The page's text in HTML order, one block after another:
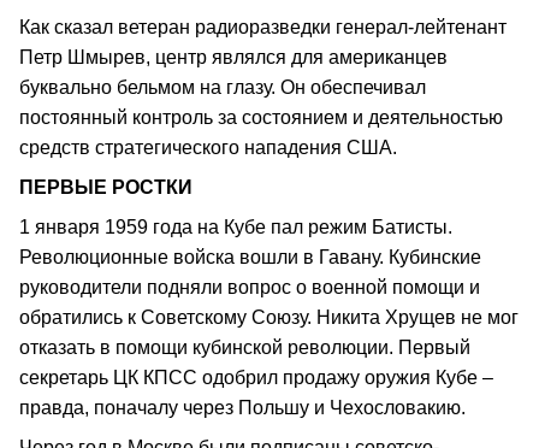
Как сказал ветеран радиоразведки генерал-лейтенант
Петр Шмырев, центр являлся для американцев
буквально бельмом на глазу. Он обеспечивал
постоянный контроль за состоянием и деятельностью
средств стратегического нападения США.
ПЕРВЫЕ РОСТКИ
1 января 1959 года на Кубе пал режим Батисты.
Революционные войска вошли в Гавану. Кубинские
руководители подняли вопрос о военной помощи и
обратились к Советскому Союзу. Никита Хрущев не мог
отказать в помощи кубинской революции. Первый
секретарь ЦК КПСС одобрил продажу оружия Кубе –
правда, поначалу через Польшу и Чехословакию.